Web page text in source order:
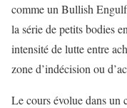
comme un Bullish
la série de petits bodies
intensité de lutte entre
zone d’indécision ou
Le cours évolue dans un